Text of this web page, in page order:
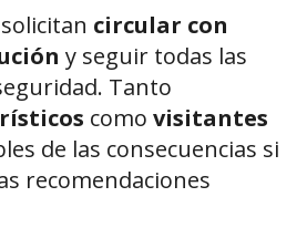
circular con
y seguir todas las
Tanto
como visitantes
de las consecuencias si
recomendaciones